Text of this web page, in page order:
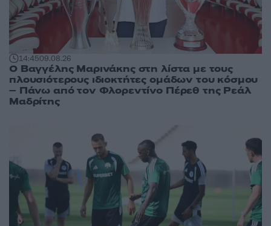
14:4509.08.26
Ο Βαγγέλης Μαρινάκης στη λίστα με τους
πλουσιότερους ιδιοκτήτες ομάδων του κόσμου
– Πάνω από τον Φλορεντίνο Πέρεθ της Ρεάλ
Μαδρίτης